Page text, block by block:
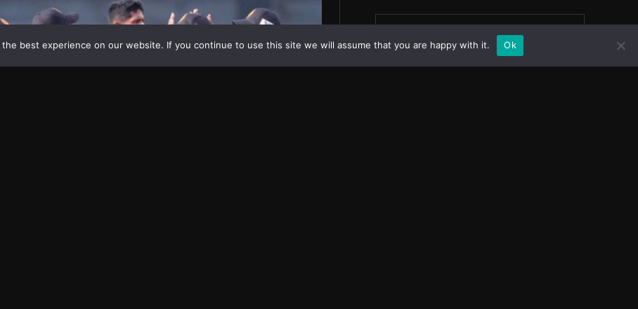
best experience on our website. If you continue to use this site we will assume that you are happy with it. Ok